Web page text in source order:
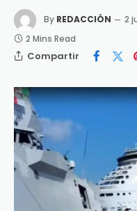
By REDACCIÓN 2
2 Mins Read
Compartir